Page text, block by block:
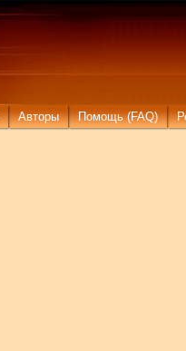
Авторы Помощь (FAQ)